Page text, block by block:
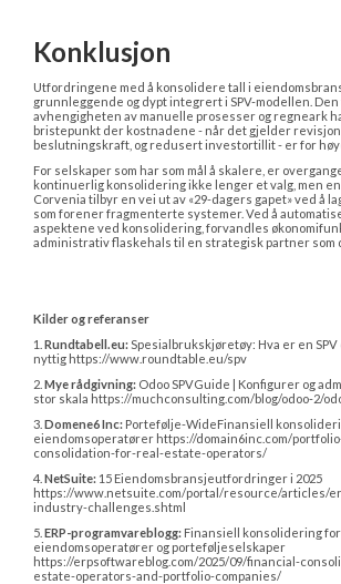
Konklusjon
Utfordringene med å konsolidere tall i
grunnleggende og dypt integrert i SPV-modellen.
avhengigheten av manuelle prosesser og regneark
bristepunkt der kostnadene - når det gjelder
beslutningskraft, og redusert investortillit - er for
For selskaper som har som mål å skalere, er
kontinuerlig konsolidering ikke lenger et valg, men
Corvenia tilbyr en vei ut av «29-dagers gapet» ved å
som forener fragmenterte systemer. Ved å
aspektene ved konsolidering, forvandles
administrativ flaskehals til en strategisk partner som
Kilder og referanser
1. Rundtabell.eu: Spesialbrukskjøretøy: Hva er en
nyttig https://www.roundtable.eu/spv
2. Mye rådgivning: Odoo SPVGuide | Konfigurer og
stor skala https://muchconsulting.com/blog/odoo-2/
3. Domene6 Inc: Portefølje-WideFinansiell
eiendomsoperatører https://domain6inc.com/
consolidation-for-real-estate-operators/
4. NetSuite: 15 Eiendomsbransjeutfordringer i 2025
https://www.netsuite.com/portal/resource/articles/
industry-challenges.shtml
5. ERP-programvareblogg: Finansiell konsolidering for
eiendomsoperatører og porteføljeselskaper
https://erpsoftwareblog.com/2025/09/financial-
estate-operators-and-portfolio-companies/